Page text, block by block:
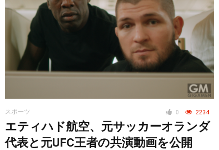
0 2234
スポーツ
エティハド航空、元サッカーオランダ
代表と元UFC王者の共演動画を公開